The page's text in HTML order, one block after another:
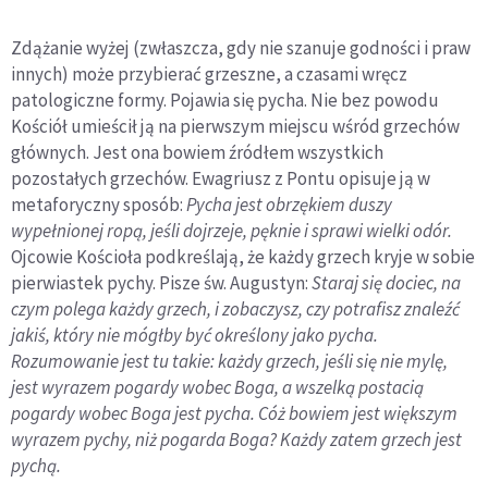
Zdążanie wyżej (zwłaszcza, gdy nie szanuje godności i praw
innych) może przybierać grzeszne, a czasami wręcz
patologiczne formy. Pojawia się pycha. Nie bez powodu
Kościół umieścił ją na pierwszym miejscu wśród grzechów
głównych. Jest ona bowiem źródłem wszystkich
pozostałych grzechów. Ewagriusz z Pontu opisuje ją w
metaforyczny sposób:Pycha jest obrzękiem duszy
wypełnionej ropą, jeśli dojrzeje, pęknie i sprawi wielki odór.
Ojcowie Kościoła podkreślają, że każdy grzech kryje w sobie
pierwiastek pychy. Pisze św. Augustyn:Staraj się dociec, na
czym polega każdy grzech, i zobaczysz, czy potrafisz znaleźć
jakiś, który nie mógłby być określony jako pycha.
Rozumowanie jest tu takie: każdy grzech, jeśli się nie mylę,
jest wyrazem pogardy wobec Boga, a wszelką postacią
pogardy wobec Boga jest pycha. Cóż bowiem jest większym
wyrazem pychy, niż pogarda Boga? Każdy zatem grzech jest
pychą.